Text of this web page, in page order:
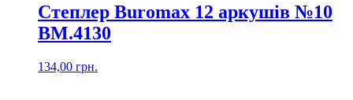
Степлер Buromax 12 аркушів №10
BM.4130
134,00 грн.